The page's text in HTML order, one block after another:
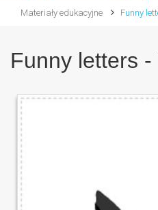
Materiały edukacyjne Funny
Funny letters -